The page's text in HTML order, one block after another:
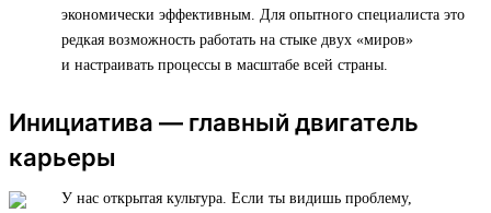
экономически эффективным. Для опытного специалиста это
редкая возможность работать на стыке двух «миров»
и настраивать процессы в масштабе всей страны.
Инициатива — главный двигатель
карьеры
У нас открытая культура. Если ты видишь проблему,